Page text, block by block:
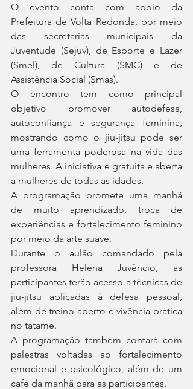
O evento conta com apoio da
Prefeitura de Volta Redonda, por meio
das secretarias municipais da
Juventude (Sejuv), de Esporte e Lazer
(Smel), de Cultura (SMC) e de
Assistência Social (Smas).
O encontro tem como principal
objetivo promover autodefesa,
autoconfiança e segurança feminina,
mostrando como o jiu-jitsu pode ser
uma ferramenta poderosa na vida das
mulheres. A iniciativa é gratuita e aberta
a mulheres de todas as idades.
A programação promete uma manhã
de muito aprendizado, troca de
experiências e fortalecimento feminino
por meio da arte suave.
Durante o aulão comandado pela
professora Helena Juvêncio, as
participantes terão acesso a técnicas de
jiu-jitsu aplicadas à defesa pessoal,
além de treino aberto e vivência prática
no tatame.
A programação também contará com
palestras voltadas ao fortalecimento
emocional e psicológico, além de um
café da manhã para as participantes.